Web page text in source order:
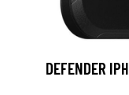
DEFENDER